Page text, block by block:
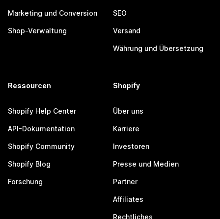
Marketing und Conversion
Shop-Verwaltung
SEO
Versand
Währung und Übersetzung
Ressourcen
Shopify Help Center
API-Dokumentation
Shopify Community
Shopify Blog
Forschung
Shopify
Über uns
Karriere
Investoren
Presse und Medien
Partner
Affiliates
Rechtliches